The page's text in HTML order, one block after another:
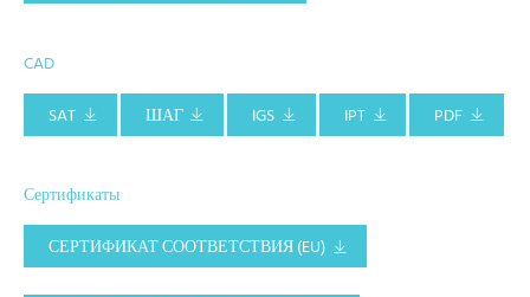
CAD
SAT
ШАГ IGS IPT PDF
Сертификаты
СЕРТИФИКАТ СООТВЕТСТВИЯ (EU)